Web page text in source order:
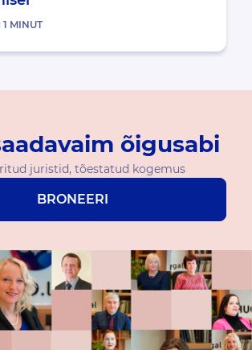
1 MINUT
õigusabi
juristid, tõestatud kogemus
BRONEERI